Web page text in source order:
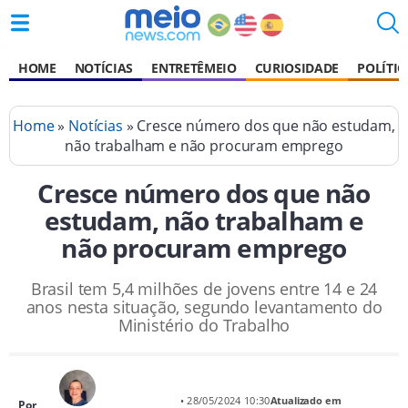
HOME NOTÍCIAS ENTRETÊMEIO CURIOSIDADE
Home» Notícias » Cresce número dos que não estudam,
não trabalham e não procuram emprego
Cresce número dos que não
estudam, não trabalham e
não procuram emprego
Brasil tem 5,4 milhões de jovens entre 14 e 24
anos nesta situação, segundo levantamento do
Ministério do Trabalho
Por • 28/05/2024 10:30Atualizado em